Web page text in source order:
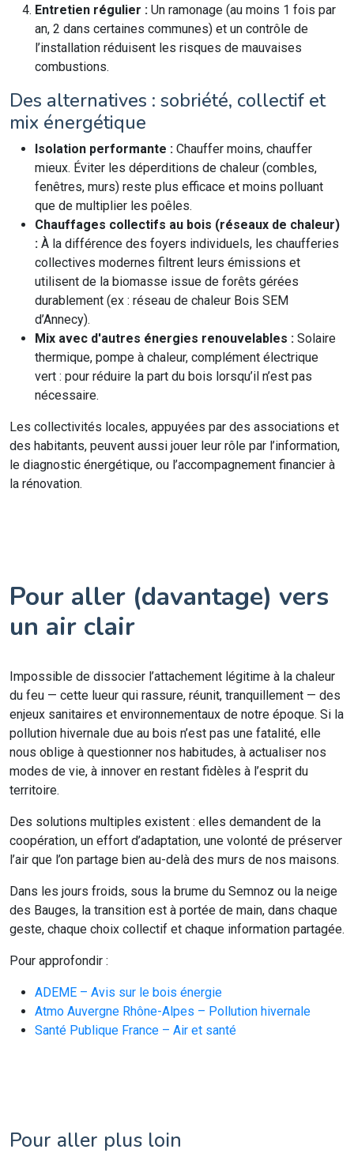
Entretien régulier : Un ramonage (au moins 1 fois par
an, 2 dans certaines communes) et un contrôle de
l’installation réduisent les risques de mauvaises
combustions.
Des alternatives : sobriété, collectif et
mix énergétique
Isolation performante : Chauffer moins, chauffer
mieux. Éviter les déperditions de chaleur (combles,
fenêtres, murs) reste plus efficace et moins polluant
que de multiplier les poêles.
Chauffages collectifs au bois (réseaux de chaleur)
: À la différence des foyers individuels, les chaufferies
collectives modernes filtrent leurs émissions et
utilisent de la biomasse issue de forêts gérées
durablement (ex : réseau de chaleur Bois SEM
d’Annecy).
Mix avec d'autres énergies renouvelables : Solaire
thermique, pompe à chaleur, complément électrique
vert : pour réduire la part du bois lorsqu’il n’est pas
nécessaire.
Les collectivités locales, appuyées par des associations et
des habitants, peuvent aussi jouer leur rôle par l’information,
le diagnostic énergétique, ou l’accompagnement financier à
la rénovation.
Pour aller (davantage) vers
un air clair
Impossible de dissocier l’attachement légitime à la chaleur
du feu — cette lueur qui rassure, réunit, tranquillement — des
enjeux sanitaires et environnementaux de notre époque. Si la
pollution hivernale due au bois n’est pas une fatalité, elle
nous oblige à questionner nos habitudes, à actualiser nos
modes de vie, à innover en restant fidèles à l’esprit du
territoire.
Des solutions multiples existent : elles demandent de la
coopération, un effort d’adaptation, une volonté de préserver
l’air que l’on partage bien au-delà des murs de nos maisons.
Dans les jours froids, sous la brume du Semnoz ou la neige
des Bauges, la transition est à portée de main, dans chaque
geste, chaque choix collectif et chaque information partagée.
Pour approfondir :
ADEME – Avis sur le bois énergie
Atmo Auvergne Rhône-Alpes – Pollution hivernale
Santé Publique France – Air et santé
Pour aller plus loin